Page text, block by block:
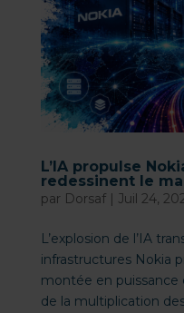
L’IA propulse
redessinent le
par Dorsaf| Juil 24,
L’explosion de l’IA
infrastructures Nokia
montée en puissance
de la multiplication